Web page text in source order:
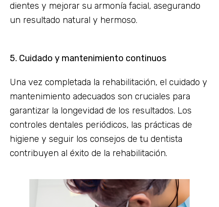
dientes y mejorar su armonía facial, asegurando
un resultado natural y hermoso.
5. Cuidado y mantenimiento continuos
Una vez completada la rehabilitación, el cuidado y
mantenimiento adecuados son cruciales para
garantizar la longevidad de los resultados. Los
controles dentales periódicos, las prácticas de
higiene y seguir los consejos de tu dentista
contribuyen al éxito de la rehabilitación.